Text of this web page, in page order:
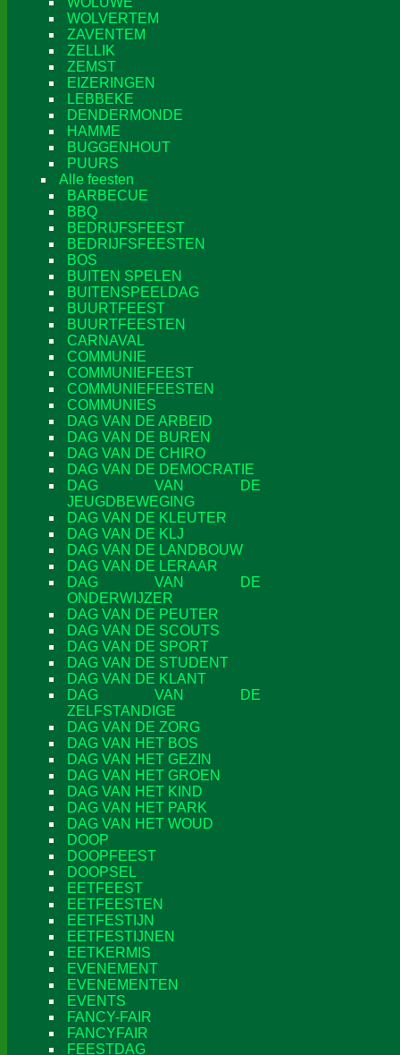
WOLVERTEM
ZAVENTEM
ZELLIK
ZEMST
EIZERINGEN
LEBBEKE
DENDERMONDE
HAMME
BUGGENHOUT
PUURS
Alle feesten
BARBECUE
BBQ
BEDRIJFSFEEST
BEDRIJFSFEESTEN
BOS
BUITEN SPELEN
BUITENSPEELDAG
BUURTFEEST
BUURTFEESTEN
CARNAVAL
COMMUNIE
COMMUNIEFEEST
COMMUNIEFEESTEN
COMMUNIES
DAG VAN DE ARBEID
DAG VAN DE BUREN
DAG VAN DE CHIRO
DAG VAN DE DEMOCRATIE
DAG VAN DE
JEUGDBEWEGING
DAG VAN DE KLEUTER
DAG VAN DE KLJ
DAG VAN DE LANDBOUW
DAG VAN DE LERAAR
DAG VAN DE
ONDERWIJZER
DAG VAN DE PEUTER
DAG VAN DE SCOUTS
DAG VAN DE SPORT
DAG VAN DE STUDENT
DAG VAN DE KLANT
DAG VAN DE
ZELFSTANDIGE
DAG VAN DE ZORG
DAG VAN HET BOS
DAG VAN HET GEZIN
DAG VAN HET GROEN
DAG VAN HET KIND
DAG VAN HET PARK
DAG VAN HET WOUD
DOOP
DOOPFEEST
DOOPSEL
EETFEEST
EETFEESTEN
EETFESTIJN
EETFESTIJNEN
EETKERMIS
EVENEMENT
EVENEMENTEN
EVENTS
FANCY-FAIR
FANCYFAIR
FEESTDAG